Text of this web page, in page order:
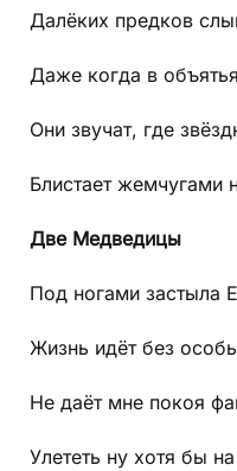
Далёких предков
Даже когда в
Они звучат, где
Блистает жемчугами
Две Медведицы
Под ногами застыла
Жизнь идёт без
Не даёт мне покоя
Улететь ну хотя бы